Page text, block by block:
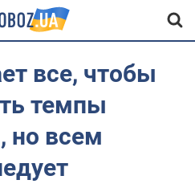
все, чтобы
темпы
но всем